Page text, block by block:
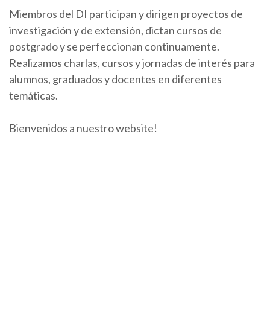
Miembros del DI participan y dirigen proyectos de
investigación y de extensión, dictan cursos de
postgrado y se perfeccionan continuamente.
Realizamos charlas, cursos y jornadas de interés para
alumnos, graduados y docentes en diferentes
temáticas.
Bienvenidos a nuestro website!